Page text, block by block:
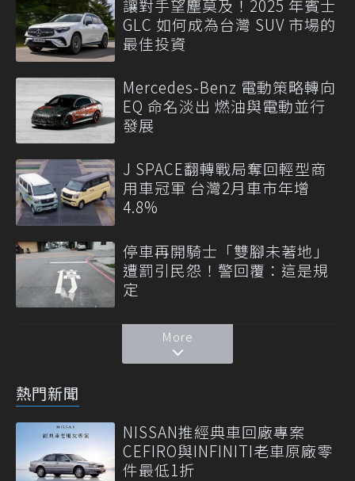
讓對手望塵莫及！2025 年賓士
GLC 如何成為台灣 SUV 市場的
最佳投資
Mercedes-Benz 電動策略轉向
EQ 命名淡出 燃油與電動並行
發展
J SPACE翻轉戰局奪回輕型商
用車冠軍 台灣2月車市年增
4.8%
停車再開騎士「雙腳未著地」
遭罰引民怨！警回覆：這是規
定
More
熱門新聞
NISSAN推經典車回廠專案
CEFIRO與INFINITI老車原廠零
件最低1折